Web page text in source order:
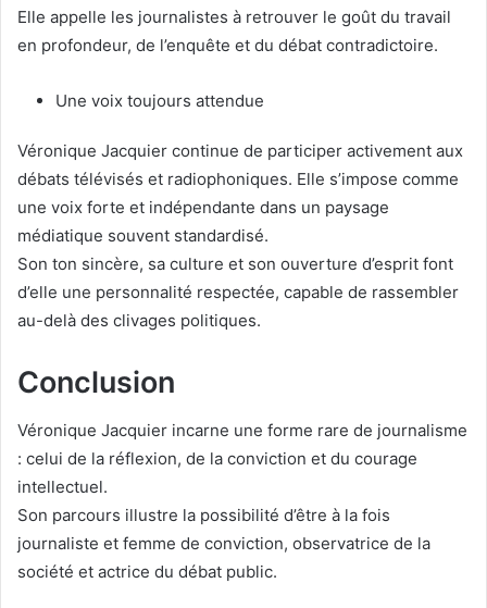
Elle appelle les journalistes à retrouver le goût du travail
en profondeur, de l’enquête et du débat contradictoire.
Une voix toujours attendue
Véronique Jacquier continue de participer activement aux
débats télévisés et radiophoniques. Elle s’impose comme
une voix forte et indépendante dans un paysage
médiatique souvent standardisé.
Son ton sincère, sa culture et son ouverture d’esprit font
d’elle une personnalité respectée, capable de rassembler
au-delà des clivages politiques.
Conclusion
Véronique Jacquier incarne une forme rare de journalisme
: celui de la réflexion, de la conviction et du courage
intellectuel.
Son parcours illustre la possibilité d’être à la fois
journaliste et femme de conviction, observatrice de la
société et actrice du débat public.